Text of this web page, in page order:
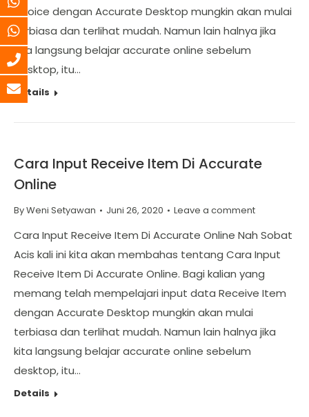
Invoice dengan Accurate Desktop mungkin akan mulai
terbiasa dan terlihat mudah. Namun lain halnya jika
kita langsung belajar accurate online sebelum
desktop, itu…
Details
Cara Input Receive Item Di Accurate
Online
ByWeni Setyawan Juni 26, 2020 Leave a comment
Cara Input Receive Item Di Accurate Online Nah Sobat
Acis kali ini kita akan membahas tentang Cara Input
Receive Item Di Accurate Online. Bagi kalian yang
memang telah mempelajari input data Receive Item
dengan Accurate Desktop mungkin akan mulai
terbiasa dan terlihat mudah. Namun lain halnya jika
kita langsung belajar accurate online sebelum
desktop, itu…
Details